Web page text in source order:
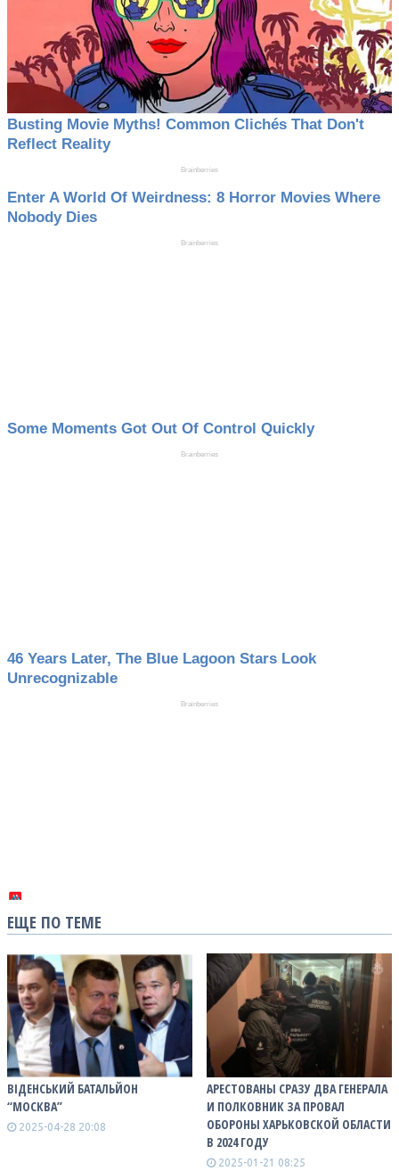
ЕЩЕ ПО ТЕМЕ
ВІДЕНСЬКИЙ БАТАЛЬЙОН
“МОСКВА”
2025-04-28 20:08
АРЕСТОВАНЫ СРАЗУ ДВА ГЕНЕРАЛА
И ПОЛКОВНИК ЗА ПРОВАЛ
ОБОРОНЫ ХАРЬКОВСКОЙ ОБЛАСТИ
В 2024 ГОДУ
2025-01-21 08:25